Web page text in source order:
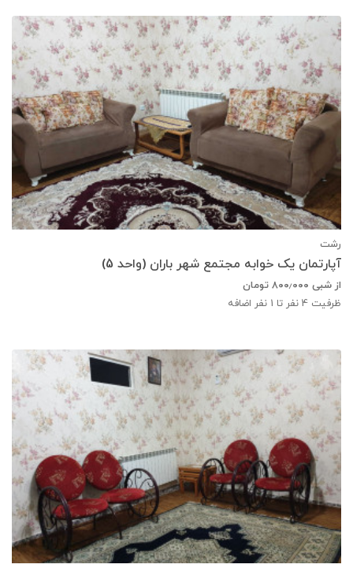
رشت
آپارتمان یک خوابه مجتمع شهر باران (واحد 5)
از شبی ۸۰۰٫۰۰۰ تومان
ظرفیت 4 نفر تا 1 نفر اضافه